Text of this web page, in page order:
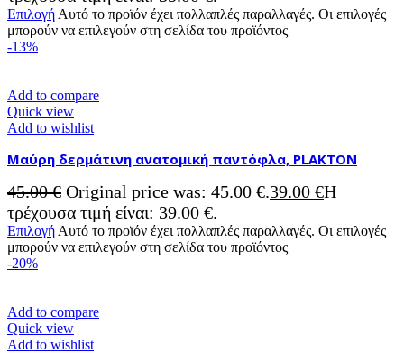
Επιλογή Αυτό το προϊόν έχει πολλαπλές παραλλαγές. Οι επιλογές
μπορούν να επιλεγούν στη σελίδα του προϊόντος
-13%
Add to compare
Quick view
Add to wishlist
Μαύρη δερμάτινη ανατομική παντόφλα, PLAKTON
45.00€ Original price was: 45.00 €.39.00 €Η
τρέχουσα τιμή είναι: 39.00 €.
Επιλογή Αυτό το προϊόν έχει πολλαπλές παραλλαγές. Οι επιλογές
μπορούν να επιλεγούν στη σελίδα του προϊόντος
-20%
Add to compare
Quick view
Add to wishlist